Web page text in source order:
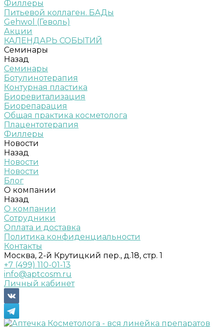
Филлеры
Питьевой коллаген. БАДы
Gehwol (Геволь)
Акции
КАЛЕНДАРЬ СОБЫТИЙ
Семинары
Назад
Семинары
Ботулинотерапия
Контурная пластика
Биоревитализация
Биорепарация
Общая практика косметолога
Плацентотерапия
Филлеры
Новости
Назад
Новости
Новости
Блог
О компании
Назад
О компании
Сотрудники
Оплата и доставка
Политика конфиденциальности
Контакты
Москва, 2-й Крутицкий пер., д.18, стр. 1
+7 (499) 110-01-13
info@aptcosm.ru
Личный кабинет